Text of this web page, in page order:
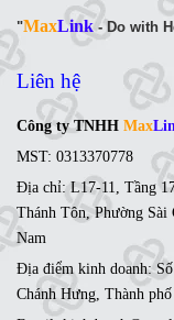
"MaxLink- Do with
Liên hệ
Công ty TNHH Max
MST: 0313370778
Địa chỉ: L17-11, Tầng
Thánh Tôn, Phường
Nam
Địa điểm kinh doanh:
Chánh Hưng, Thành